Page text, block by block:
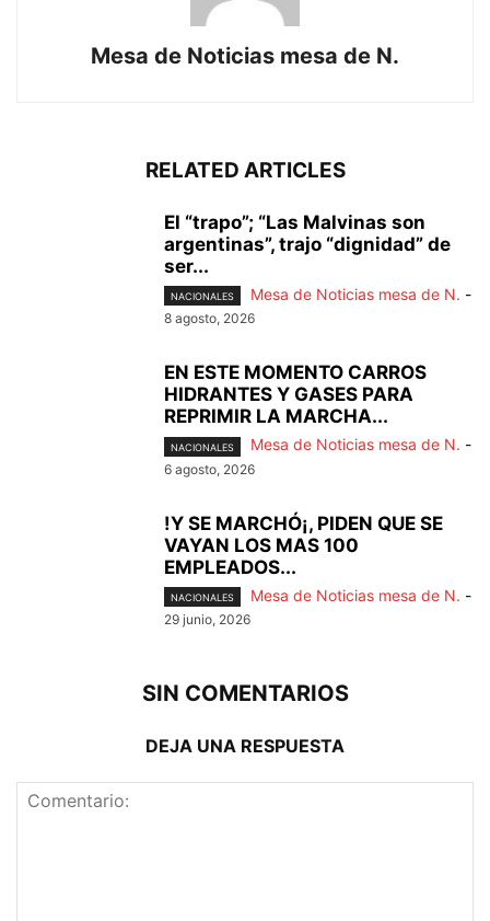
Mesa de Noticias mesa de N.
RELATED ARTICLES
El “trapo”; “Las Malvinas son
argentinas”, trajo “dignidad” de
ser...
NACIONALES Mesa de Noticias mesa de N. -
8 agosto, 2026
EN ESTE MOMENTO CARROS
HIDRANTES Y GASES PARA
REPRIMIR LA MARCHA...
NACIONALES Mesa de Noticias mesa de N. -
6 agosto, 2026
!Y SE MARCHÓ¡, PIDEN QUE SE
VAYAN LOS MAS 100
EMPLEADOS...
NACIONALES Mesa de Noticias mesa de N. -
29 junio, 2026
SIN COMENTARIOS
DEJA UNA RESPUESTA